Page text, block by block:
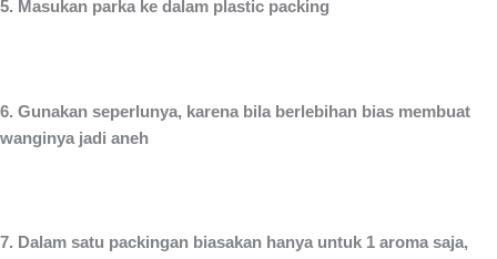
5. Masukan parka ke dalam plastic packing
6. Gunakan seperlunya, karena bila berlebihan bias membuat
wanginya jadi aneh
7. Dalam satu packingan biasakan hanya untuk 1 aroma saja,